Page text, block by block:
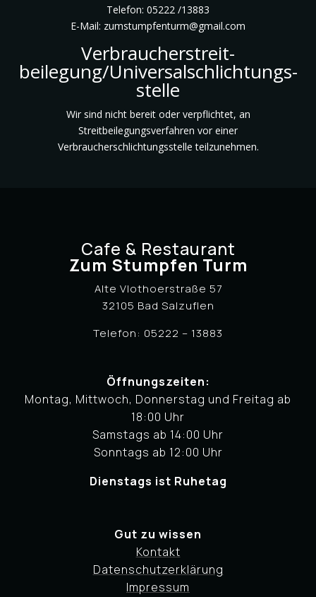
Telefon: 05222 /13883
E-Mail: zumstumpfenturm@gmail.com
Verbraucher­streit­
beilegung/Universal­schlichtungs­
stelle
Wir sind nicht bereit oder verpflichtet, an
Streitbeilegungsverfahren vor einer
Verbraucherschlichtungsstelle teilzunehmen.
Cafe & Restaurant
Zum Stumpfen Turm
Alte Vlothoerstraße 57
32105 Bad Salzuflen
Telefon: 05222 – 13883
Öffnungszeiten:
Montag, Mittwoch, Donnerstag und Freitag ab
18:00 Uhr
Samstags ab 14:00 Uhr
Sonntags ab 12:00 Uhr
Dienstags ist Ruhetag
Gut zu wissen
Kontakt
Datenschutzerklärung
Impressum